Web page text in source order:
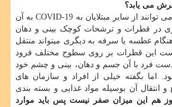
می یابد؟
WHO می گوید، مردم می توانند از سایر مبتلایان به COVID-19 به آن
در قطرات و ترشحات کوچک بینی و دهان
هنگام عطسه یا سرفه به دیگری میتواند منتقل
این قطرات بر روی سطوح مختلف فرود
فرد با آن جسم و دهان، بینی و چشم خود
اما بگفته خیلی از افراد و سازمان های
انتقال آن بوسیله مواد غذایی و بسته بندی
هم این میزان صفر نیست پس باید موارد